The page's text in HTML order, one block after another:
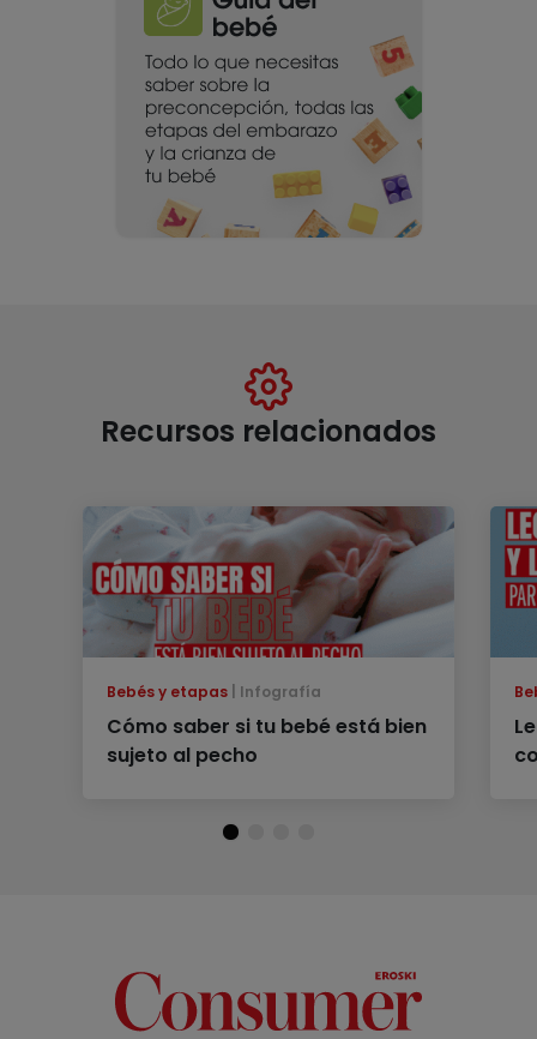
Recursos relacionados
Bebés y etapas Infografía
Cómo saber si tu bebé está bien
sujeto al pecho